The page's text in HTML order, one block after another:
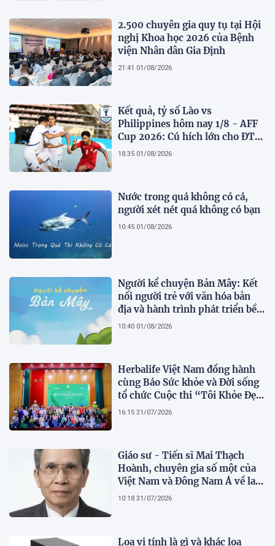
2.500 chuyên gia quy tụ tại Hội
nghị Khoa học 2026 của Bệnh
viện Nhân dân Gia Định
21:41 01/08/2026
Kết quả, tỷ số Lào vs
Philippines hôm nay 1/8 - AFF
Cup 2026: Cú hích lớn cho ĐT
Việt Nam
18:35 01/08/2026
Nước trong quá không có cá,
người xét nét quá không có bạn
10:45 01/08/2026
Người kể chuyện Bản Mây: Kết
nối người trẻ với văn hóa bản
địa và hành trình phát triển bền
vững tại Tả Lèng
10:40 01/08/2026
Herbalife Việt Nam đồng hành
cùng Báo Sức khỏe và Đời sống
tổ chức Cuộc thi “Tôi Khỏe Đẹp
Hơn” lần thứ 5 để khuyến khích
16:15 31/07/2026
Giáo sư - Tiến sĩ Mai Thạch
Hoành, chuyên gia số một của
Việt Nam và Đông Nam Á về lai
tạo giống khoai lang hữu tính
10:18 31/07/2026
Loa vi tính là gì và khác loa